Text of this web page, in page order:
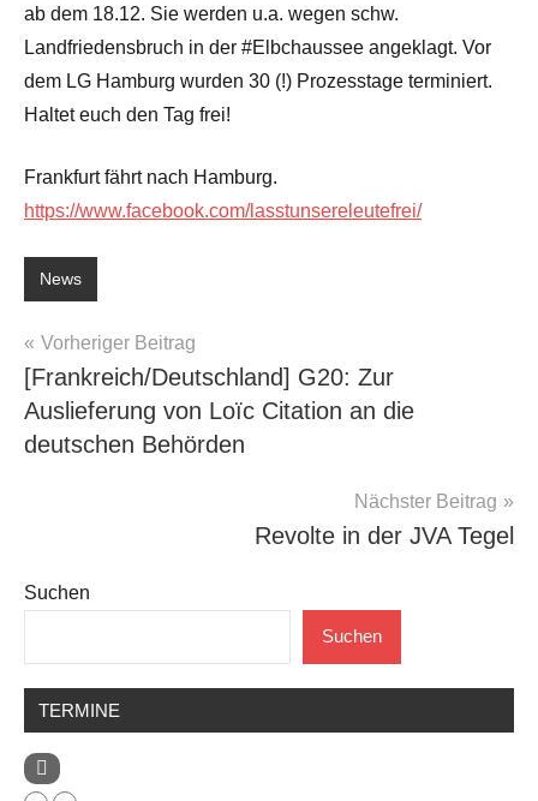
ab dem 18.12. Sie werden u.a. wegen schw.
Landfriedensbruch in der #Elbchaussee angeklagt. Vor
dem LG Hamburg wurden 30 (!) Prozesstage terminiert.
Haltet euch den Tag frei!
Frankfurt fährt nach Hamburg.
https://www.facebook.com/lasstunsereleutefrei/
News
Beitragsnavigation
Vorheriger Beitrag
[Frankreich/Deutschland] G20: Zur
Auslieferung von Loïc Citation an die
deutschen Behörden
Nächster Beitrag
Revolte in der JVA Tegel
Suchen
Suchen
TERMINE